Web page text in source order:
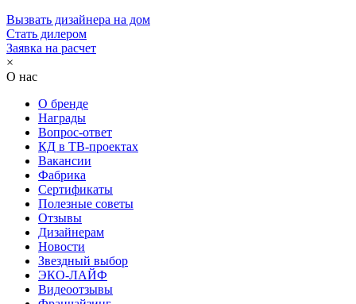
Вызвать дизайнера на дом
Стать дилером
Заявка на расчет
×
О нас
О бренде
Награды
Вопрос-ответ
КД в ТВ-проектах
Вакансии
Фабрика
Сертификаты
Полезные советы
Отзывы
Дизайнерам
Новости
Звездный выбор
ЭКО-ЛАЙФ
Видеоотзывы